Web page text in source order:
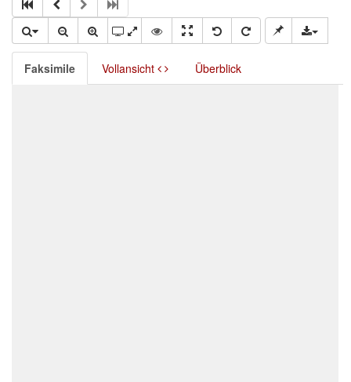
Faksimile Vollansicht Überblick